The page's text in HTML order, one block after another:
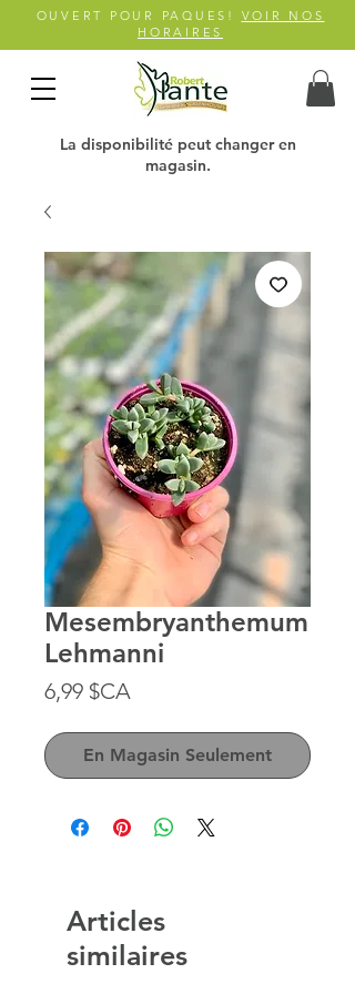
OUVERT POUR PAQUES! VOIR NOS
HORAIRES
La disponibilité peut changer en
magasin.
Mesembryanthemum
Lehmanni
6,99 $CA
En Magasin Seulement
Articles
similaires